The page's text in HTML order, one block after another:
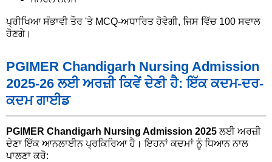
ਪ੍ਰੀਖਿਆ ਸੰਭਾਵੀ ਤੌਰ 'ਤੇ MCQ-ਅਧਾਰਿਤ ਹੋਵੇਗੀ, ਜਿਸ ਵਿੱਚ 100 ਸਵਾਲ
ਹੋਣਗੇ।
PGIMER Chandigarh Nursing Admission
2025-26 ਲਈ ਅਰਜ਼ੀ ਕਿਵੇਂ ਦੇਣੀ ਹੈ: ਇੱਕ ਕਦਮ-ਦਰ-
ਕਦਮ ਗਾਈਡ
PGIMER Chandigarh Nursing Admission 2025ਲਈ ਅਰਜ਼ੀ
ਦੇਣਾ ਇੱਕ ਆਨਲਾਈਨ ਪ੍ਰਕਿਰਿਆ ਹੈ। ਇਹਨਾਂ ਕਦਮਾਂ ਨੂੰ ਧਿਆਨ ਨਾਲ
ਪਾਲਣਾ ਕਰੋ: